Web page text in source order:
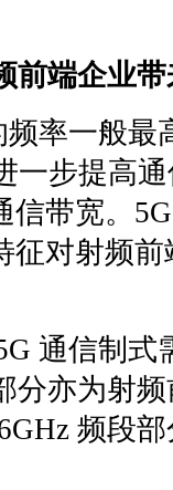
前端企业
率一般最
一步提高
带宽。
征对射频
通信制式
分亦为射
频段